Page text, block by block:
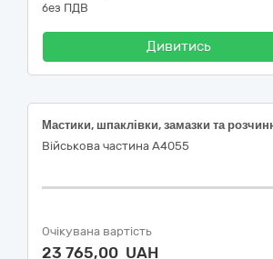
без ПДВ
Дивитись
Мастики, шпаклівки, замазки та
Військова частина А4055
Очікувана вартість
23 765,00 UAH